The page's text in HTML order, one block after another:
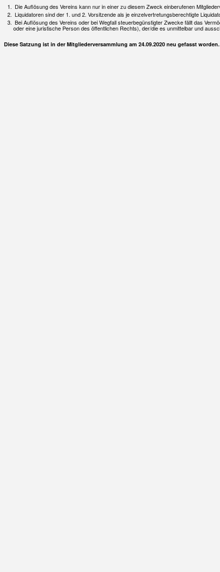
Die Auflösung des Vereins kann nur in einer zu diesem Zweck einberufenen
Liquidatoren sind der 1. und 2. Vorsitzende als je einzelvertretungsberechtigte
Bei Auflösung des Vereins oder bei Wegfall steuerbegünstigter Zwecke fällt das
oder eine juristische Person des öffentlichen Rechts), der/die es unmittelbar und
Diese Satzung ist in der Mitgliederversammlung am 24.09.2020 neu gefasst worden.